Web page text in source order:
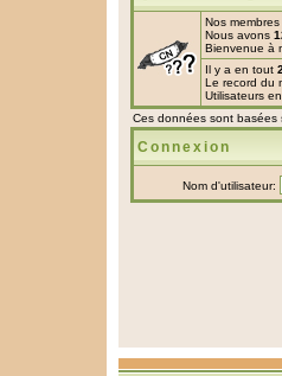
Nos
Nous avons
Bienvenue à
Il y a en tout
Le record du
Utilisateurs
Ces données sont basées
Connexion
Nom d'utilisateur: